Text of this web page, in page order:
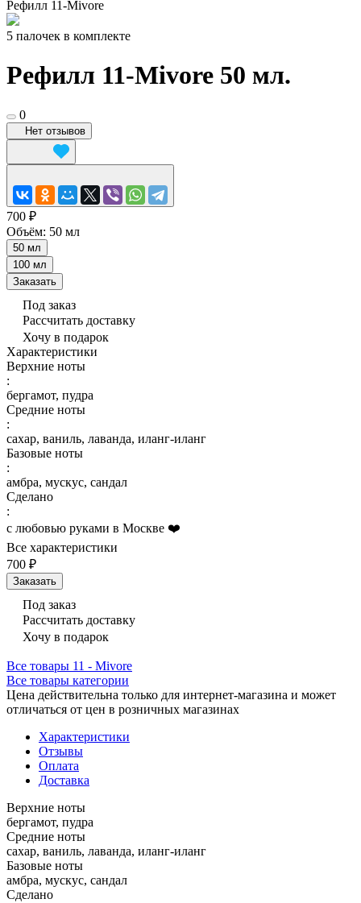
Рефилл 11-Mivore
5 палочек в комплекте
Рефилл 11-Mivore 50 мл.
0
Нет отзывов
700 ₽
Объём: 50 мл
50 мл
100 мл
Заказать
Под заказ
Рассчитать доставку
Хочу в подарок
Характеристики
Верхние ноты
:
бергамот, пудра
Средние ноты
:
сахар, ваниль, лаванда, иланг-иланг
Базовые ноты
:
амбра, мускус, сандал
Сделано
:
с любовью руками в Москве ❤️
Все характеристики
700 ₽
Заказать
Под заказ
Рассчитать доставку
Хочу в подарок
Все товары 11 - Mivore
Все товары категории
Цена действительна только для интернет-магазина и может
отличаться от цен в розничных магазинах
Характеристики
Отзывы
Оплата
Доставка
Верхние ноты
бергамот, пудра
Средние ноты
сахар, ваниль, лаванда, иланг-иланг
Базовые ноты
амбра, мускус, сандал
Сделано